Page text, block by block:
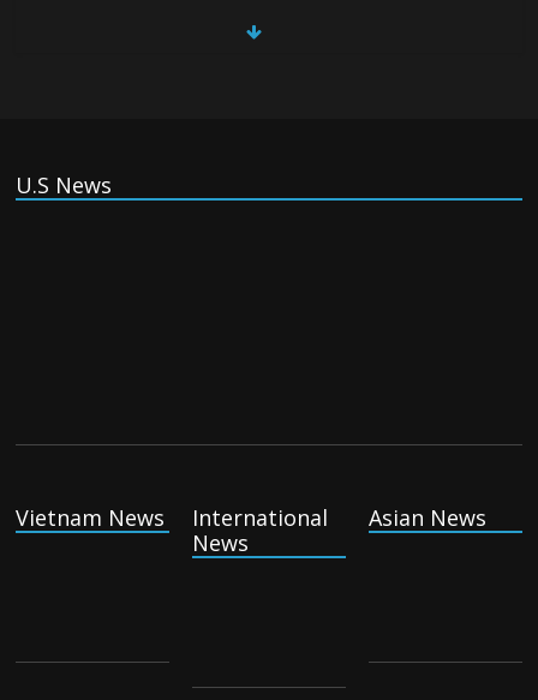
(Tiếng Việt) VinFast mất 400 triệu USD
phát nổ tại một nhà hàng ở Moscow,
theo truyền thông nhà nước
Tuesday August 4th, 2026
U.S News
Vietnam News
International
News
Asian News